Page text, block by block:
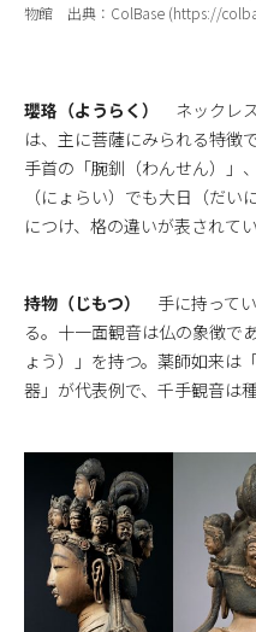
物館 出典：ColBase (https://
瓔珞（ようらく）
ネックレ
は、主に菩薩にみられる特徴
手首の「腕釧（わんせん）」
（にょらい）でも大日（だ
につけ、格の違いが表されてい
持物（じもつ）
手に持って
る。十一面観音は仏の象徴で
ょう）」を持つ。薬師如来は
器」が代表例で、千手観音は種